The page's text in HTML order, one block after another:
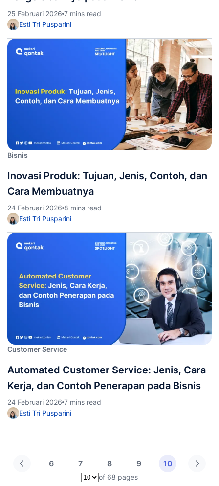
25 Februari 2026 7 mins read
Esti Tri Pusparini
Bisnis
Inovasi Produk: Tujuan, Jenis, Contoh, dan
Cara Membuatnya
24 Februari 2026 8 mins read
Esti Tri Pusparini
Customer Service
Automated Customer Service: Jenis, Cara
Kerja, dan Contoh Penerapan pada Bisnis
24 Februari 2026 7 mins read
Esti Tri Pusparini
6 7 8 9
10
Pilih halaman
of 68 pages